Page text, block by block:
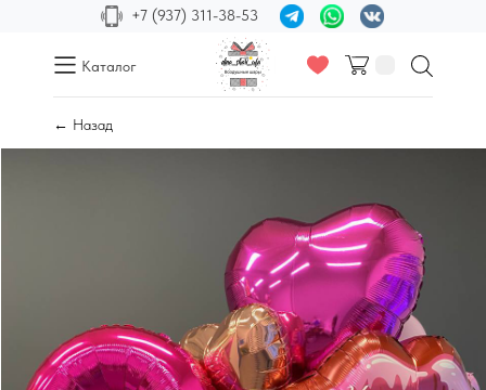
+7 (937) 311-38-53
Каталог
← Назад